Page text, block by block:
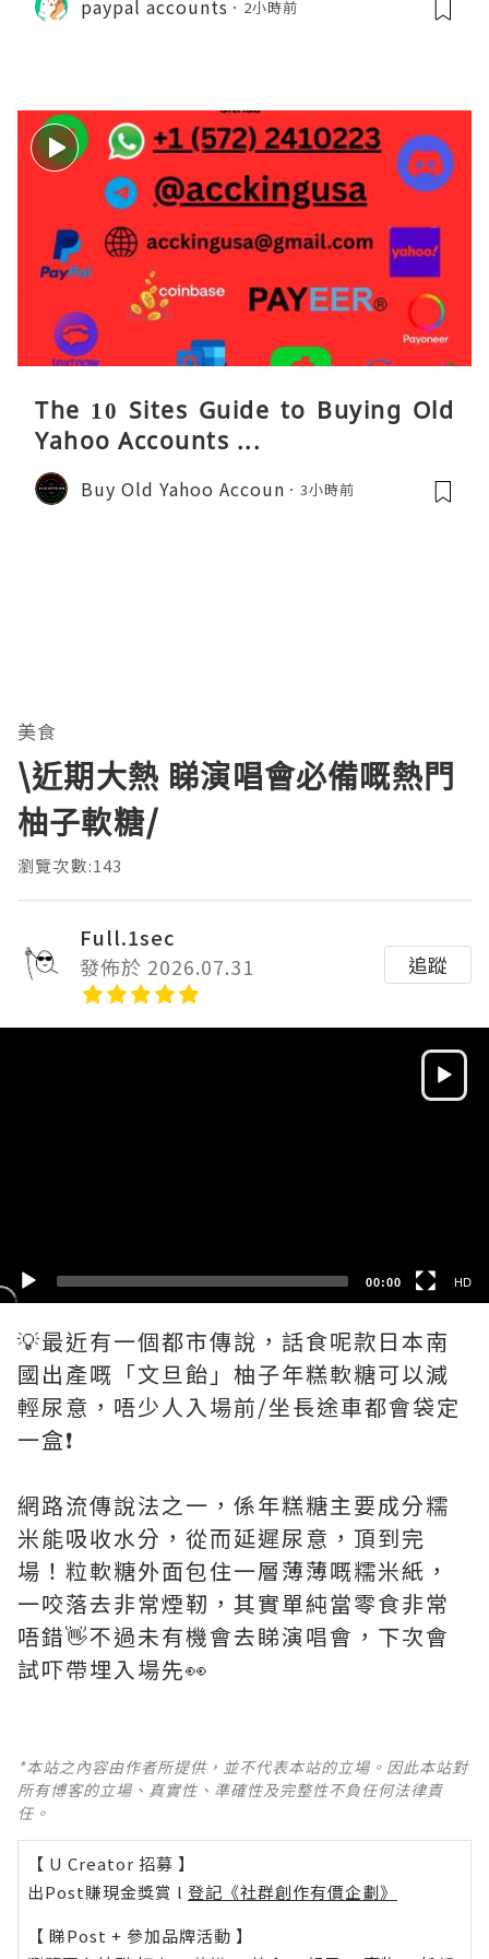
paypal accounts 2小時前
The 10 Sites Guide to Buying Old
Yahoo Accounts ...
Buy Old Yahoo Accoun 3小時前
美食
\近期大熱 睇演唱會必備嘅熱門
柚子軟糖/
瀏覽次數:143
Full.1sec
發佈於 2026.07.31
追蹤
00:00 HD
💡最近有一個都市傳說，話食呢款日本南
國出產嘅「文旦飴」柚子年糕軟糖可以減
輕尿意，唔少人入場前/坐長途車都會袋定
一盒❗️
網路流傳說法之一，係年糕糖主要成分糯
米能吸收水分，從而延遲尿意，頂到完
場！粒軟糖外面包住一層薄薄嘅糯米紙，
一咬落去非常煙靭，其實單純當零食非常
唔錯👋不過未有機會去睇演唱會，下次會
試吓帶埋入場先👀
*本站之內容由作者所提供，並不代表本站的立場。因此本站對
所有博客的立場、真實性、準確性及完整性不負任何法律責
任。
【 U Creator 招募 】
出Post賺現金獎賞 l 登記《社群創作有價企劃》
【 睇Post + 參加品牌活動 】